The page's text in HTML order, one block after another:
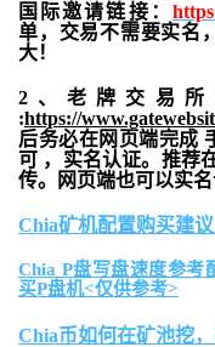
国际邀请链接：
单，交易不需要实名
大！
2、老牌交易所
:https://
后务必在网页端完成
可 ，实名认证。推荐
传。网页端也可以实名
Chia矿机配置购买建
Chia P盘写盘速度参考
买P盘机<仅供参考>
Chia币如何在矿池挖